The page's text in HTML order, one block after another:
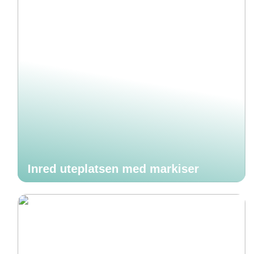
Inred uteplatsen med markiser